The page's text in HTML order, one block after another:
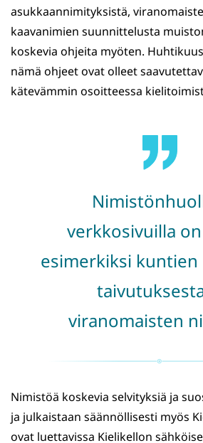
asukkaannimityksistä,
kaavanimien suunnittelusta
koskevia ohjeita myöten.
nämä ohjeet ovat olleet
kätevämmin osoitteessa
verkkosivuilla
esimerkiksi kuntien
viranomaisten
Nimistöä koskevia selvityksiä ja
ja julkaistaan säännöllisesti myös
ovat luettavissa Kielikellon